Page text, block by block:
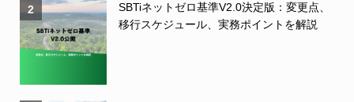
2
SBTiネットゼロ基準V2.0決定版：変更点、
移行スケジュール、実務ポイントを解説